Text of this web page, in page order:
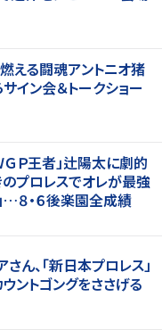
える闘魂アントニオ猪
イン会＆トークショー
ＧＰ王者」辻陽太に劇的
のプロレスでオレが最強
…８・６後楽園全成績
さん、「新日本プロレス」
ントゴングをささげる